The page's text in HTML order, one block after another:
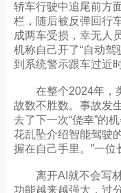
轿车行驶中追尾前方
栏，随后被反弹回行
成两车受损，幸无人
机称自己开了“自动驾
到系统警示跟车过近
在整个2024年，类
故数不胜数。事故发
去了下一次“侥幸”的
花乱坠介绍智能驾驶
握在自己手里。”一位
离开AI就不会写材
功能越来越强大，过